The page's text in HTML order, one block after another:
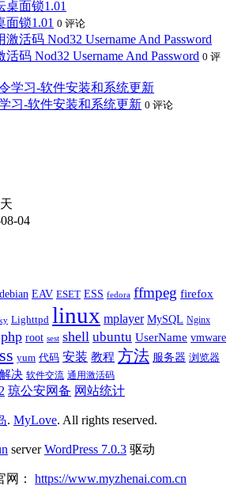
面锁1.01 0 评论
码 Nod32 Username And Password 0 评
习-软件安装和系统更新 0 评论
04
debian EAV ESET ESS fedora ffmpeg firefox
Lighttpd linux mplayer MySQL Nginx
php root sest shell ubuntu UserName vmware
yum 代码 安装 教程 方法 服务器 浏览器
解决 软件交流 通用激活码
琼公安网备 网站统计
. MyLove. All rights reserved.
serverWordPress 7.0.3 驱动
网： https://www.myzhenai.com.cn